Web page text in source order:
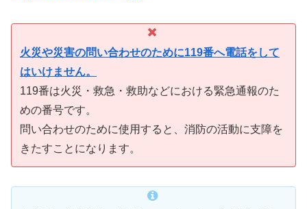
火災や災害の問い合わせのために119番へ電話をして
はいけません。
119番は火災・救急・救助などにおける緊急通報のた
めの番号です。
問い合わせのために使用すると、消防の活動に支障を
きたすことになります。